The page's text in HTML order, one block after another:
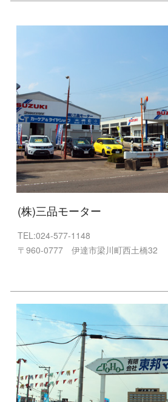
(株)三品モーター
TEL:024-577-1148
〒960-0777 伊達市梁川町西土橋32